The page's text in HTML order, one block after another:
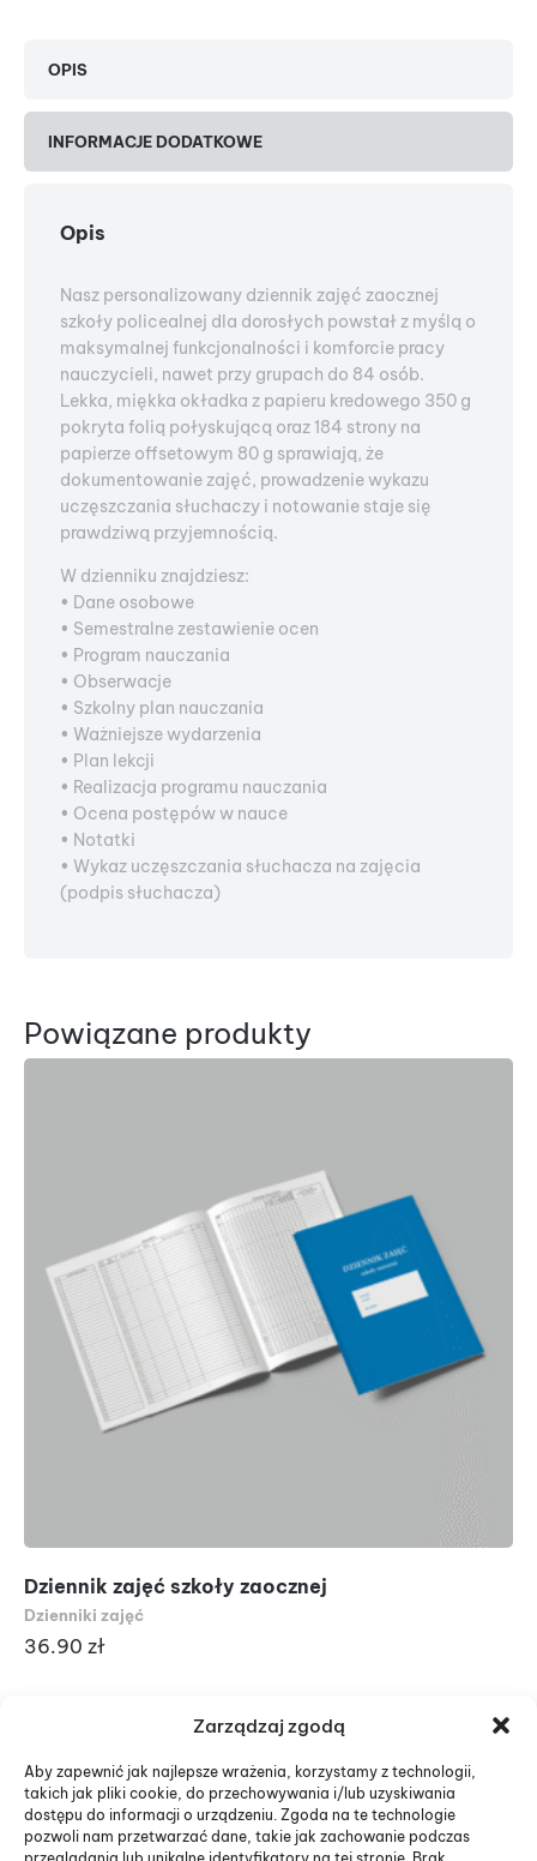
Zarządzaj zgodą
Aby zapewnić jak najlepsze wrażenia, korzystamy z technologii,
takich jak pliki cookie, do przechowywania i/lub uzyskiwania
dostępu do informacji o urządzeniu. Zgoda na te technologie
pozwoli nam przetwarzać dane, takie jak zachowanie podczas
OPIS
INFORMACJE DODATKOWE
Opis
Nasz personalizowany dziennik zajęć zaocznej
szkoły policealnej dla dorosłych powstał z myślą o
maksymalnej funkcjonalności i komforcie pracy
nauczycieli, nawet przy grupach do 84 osób.
Lekka, miękka okładka z papieru kredowego 350 g
pokryta folią połyskującą oraz 184 strony na
papierze offsetowym 80 g sprawiają, że
dokumentowanie zajęć, prowadzenie wykazu
uczęszczania słuchaczy i notowanie staje się
prawdziwą przyjemnością.
W dzienniku znajdziesz:
• Dane osobowe
• Semestralne zestawienie ocen
• Program nauczania
• Obserwacje
• Szkolny plan nauczania
• Ważniejsze wydarzenia
• Plan lekcji
• Realizacja programu nauczania
• Ocena postępów w nauce
• Notatki
• Wykaz uczęszczania słuchacza na zajęcia
(podpis słuchacza)
Powiązane produkty
Dziennik zajęć szkoły zaocznej
Dzienniki zajęć
36.90 zł